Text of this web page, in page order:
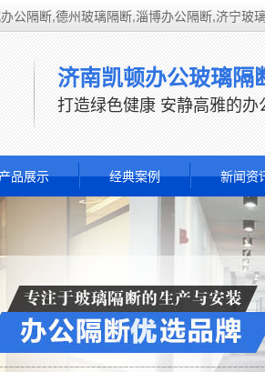
公隔断,德州玻璃隔断,淄博办公隔断,济宁玻
济南凯顿办公玻璃隔
打造绿色健康 安静高雅的办
品展示 经典案例 新闻资